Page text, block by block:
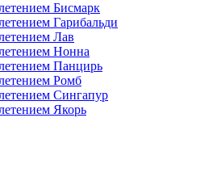
Бисмарк
Гарибальди
Лав
Нонна
Панцирь
Ромб
Сингапур
Якорь